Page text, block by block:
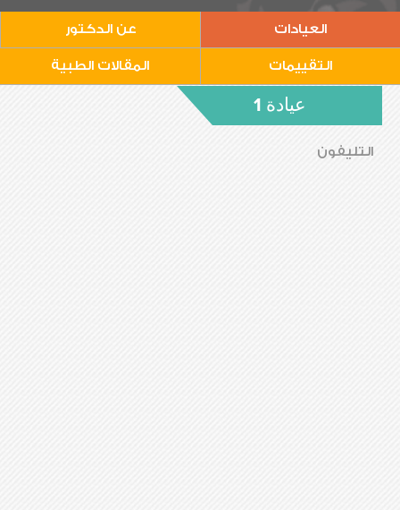
العيادات عن الدكتور
التقييمات المقالات الطبية
عيادة 1
التليفون